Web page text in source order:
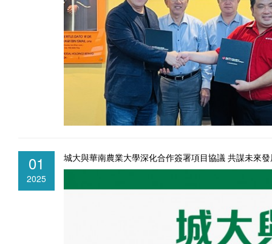
01
2025
城大與華南農業大學深化合作簽署項目協議 共謀未來